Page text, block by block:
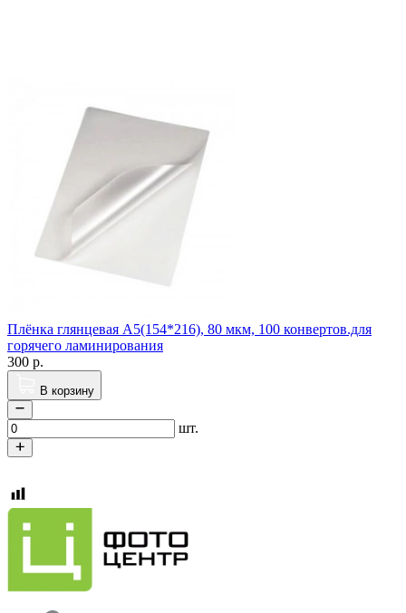
Плёнка глянцевая A5(154*216), 80 мкм, 100 конвертов.для
горячего ламинирования
300 р.
В корзину
шт.